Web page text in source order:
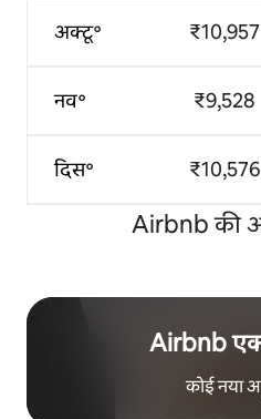
अक्टू॰
नव॰
दिस॰
₹10,957
₹9,528
₹10,576
Airbnb की
Airbnb
कोई नया